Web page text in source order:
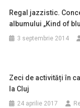
Regal jazzistic.
albumului „Kind of
3 septembrie 2014
Zeci de activități în
la Cluj
24 aprilie 2017